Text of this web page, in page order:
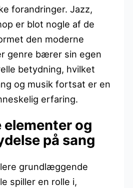
forandringer. Jazz,
er blot nogle af de
den moderne
genre bærer sin egen
betydning, hvilket
og musik fortsat er en
erfaring.
elementer og
på sang
grundlæggende
spiller en rolle i,